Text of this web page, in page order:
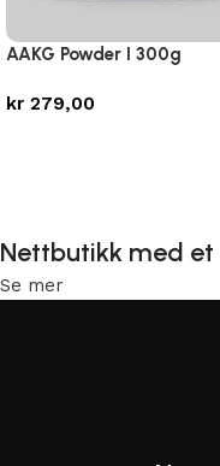
AAKG Powder I 300g
kr 279,00
Nettbutikk med
Se mer